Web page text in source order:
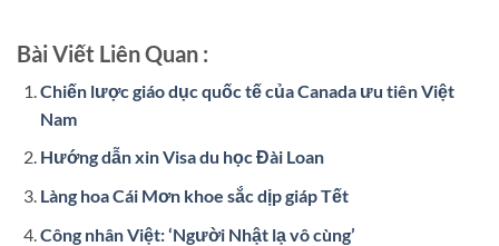
Bài Viết Liên Quan :
Chiến lược giáo dục quốc tế của Canada ưu tiên Việt
Nam
Hướng dẫn xin Visa du học Đài Loan
Làng hoa Cái Mơn khoe sắc dịp giáp Tết
Công nhân Việt: ‘Người Nhật lạ vô cùng’